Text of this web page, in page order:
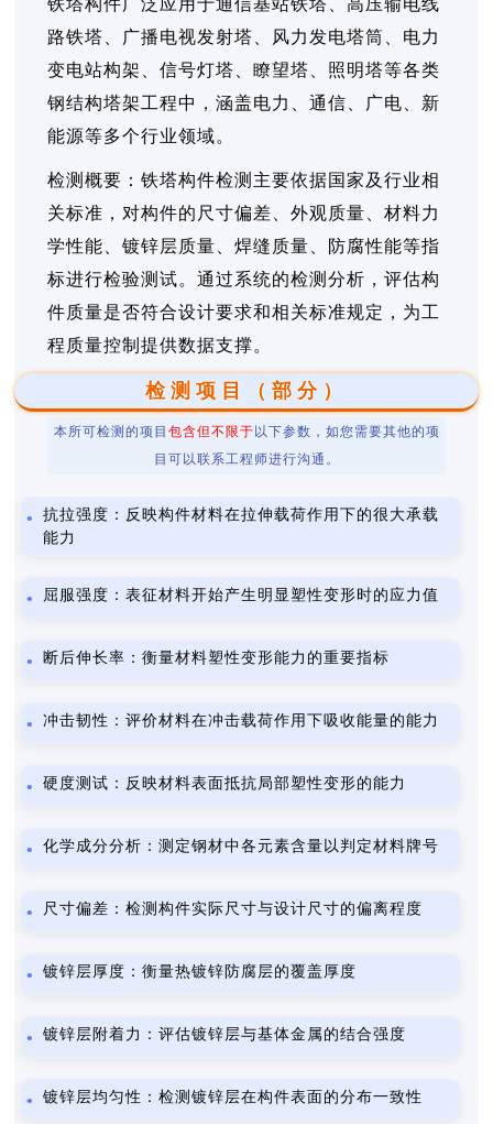
铁塔构件广泛应用于通信基站铁塔、高压输电线
路铁塔、广播电视发射塔、风力发电塔筒、电力
变电站构架、信号灯塔、瞭望塔、照明塔等各类
钢结构塔架工程中，涵盖电力、通信、广电、新
能源等多个行业领域。
检测概要：铁塔构件检测主要依据国家及行业相
关标准，对构件的尺寸偏差、外观质量、材料力
学性能、镀锌层质量、焊缝质量、防腐性能等指
标进行检验测试。通过系统的检测分析，评估构
件质量是否符合设计要求和相关标准规定，为工
程质量控制提供数据支撑。
检测项目（部分）
本所可检测的项目 包含但不限于 以下参数，如您需要其他的项
目可以联系工程师进行沟通。
抗拉强度：反映构件材料在拉伸载荷作用下的很大承载
能力
屈服强度：表征材料开始产生明显塑性变形时的应力值
断后伸长率：衡量材料塑性变形能力的重要指标
冲击韧性：评价材料在冲击载荷作用下吸收能量的能力
硬度测试：反映材料表面抵抗局部塑性变形的能力
化学成分分析：测定钢材中各元素含量以判定材料牌号
尺寸偏差：检测构件实际尺寸与设计尺寸的偏离程度
镀锌层厚度：衡量热镀锌防腐层的覆盖厚度
镀锌层附着力：评估镀锌层与基体金属的结合强度
镀锌层均匀性：检测镀锌层在构件表面的分布一致性